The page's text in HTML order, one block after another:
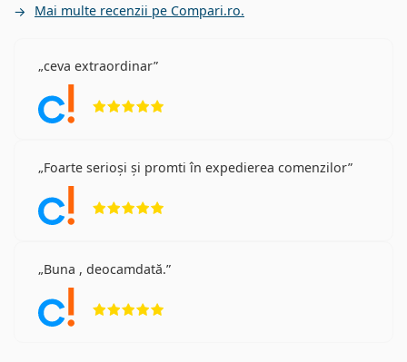
Mai multe recenzii pe Compari.ro.
ceva extraordinar
Foarte serioși și promti în expedierea comenzilor
Buna , deocamdată.